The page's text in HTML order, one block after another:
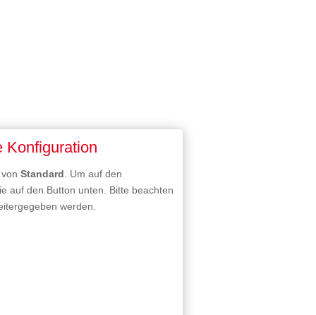
Konfiguration
Standard . Um auf den
auf den Button unten. Bitte beachten
werden.